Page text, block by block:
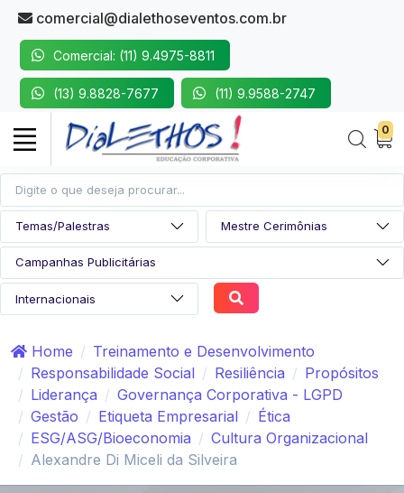
comercial@dialethoseventos.com.br
Comercial: (11) 9.4975-8811
(13) 9.8828-7677 (11) 9.9588-2747
0
Home
Treinamento e Desenvolvimento
Responsabilidade Social
Resiliência
Propósitos
Liderança
Governança Corporativa - LGPD
Gestão
Etiqueta Empresarial
Ética
ESG/ASG/Bioeconomia
Cultura Organizacional
Alexandre Di Miceli da Silveira